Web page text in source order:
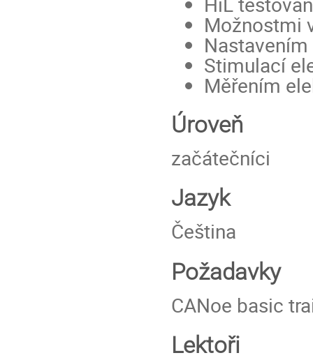
Možnostmi
Stimulací
Měřením
Úroveň
začátečníci
Jazyk
Čeština
Požadavky
CANoe basic
Lektoři